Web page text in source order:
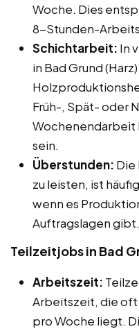
Woche. Dies
8-Stunden-
Schichtarbeit: In
in Bad Grund
Früh-, Spät- oder
Wochenendarbeit
sein.
Überstunden: Die
zu leisten, ist
wenn es
Auftragslagen gibt.
Teilzeitjobs in Bad
Arbeitszeit:
Arbeitszeit, die oft
pro Woche liegt.